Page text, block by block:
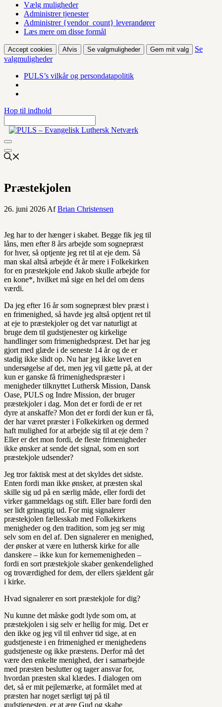
Vælg muligheder
Administrer tjenester
Administrer {vendor_count} leverandører
Læs mere om disse formål
Accept cookies Afvis Se valgmuligheder Gem mit valg
Se
valgmuligheder
PULS’s vilkår og persondatapolitik
Hop til indhold
Præstekjolen
26. juni 2026 AfBrian Christensen
Jeg har to der hænger i skabet. Begge fik jeg til
låns, men efter 8 års arbejde som sognepræst
for hver, så optjente jeg ret til at eje dem. Så
man skal altså arbejde ét år mere i Folkekirken
for en præstekjole end Jakob skulle arbejde for
en kone*, hvilket må sige en hel del om dens
værdi.
Da jeg efter 16 år som sognepræst blev præst i
en frimenighed, så havde jeg altså optjent ret til
at eje to præstekjoler og det var naturligt at
bruge dem til gudstjenester og kirkelige
handlinger som frimenighedspræst. Det har jeg
gjort med glæde i de seneste 14 år og de er
stadig ikke slidt op. Nu har jeg ikke lavet en
undersøgelse af det, men jeg vil gætte på, at der
kun er ganske få frimenighedspræster i
menigheder tilknyttet Luthersk Mission, Dansk
Oase, PULS og Indre Mission, der bruger
præstekjoler i dag. Mon det er fordi de er ret
dyre at anskaffe? Mon det er fordi der kun er få,
der har været præster i Folkekirken og dermed
haft mulighed for at arbejde sig til at eje dem ?
Eller er det mon fordi, de fleste frimenigheder
ikke ønsker at sende det signal, som en sort
præstekjole udsender?
Jeg tror faktisk mest at det skyldes det sidste.
Enten fordi man ikke ønsker, at præsten skal
skille sig ud på en særlig måde, eller fordi det
virker gammeldags og stift. Eller bare fordi den
ser lidt grinagtig ud. For mig signalerer
præstekjolen fællesskab med Folkekirkens
menigheder og den tradition, som jeg ser mig
selv som en del af. Den signalerer en menighed,
der ønsker at være en luthersk kirke for alle
danskere – ikke kun for kernemenigheden –
fordi en sort præstekjole skaber genkendelighed
og troværdighed for dem, der ellers sjældent går
i kirke.
Hvad signalerer en sort præstekjole for dig?
Nu kunne det måske godt lyde som om, at
præstekjolen i sig selv er hellig for mig. Det er
den ikke og jeg vil til enhver tid sige, at en
gudstjeneste i en frimenighed er menighedens
gudstjeneste og ikke præstens. Derfor må det
være den enkelte menighed, der i samarbejde
med præsten beslutter og tager ansvar for,
hvordan præsten skal klædes. I dialogen om
det, så er mit pejlemærke, at formålet med at
præsten har noget særligt tøj på til
gudstjenesten, er at ære Gud og skabe